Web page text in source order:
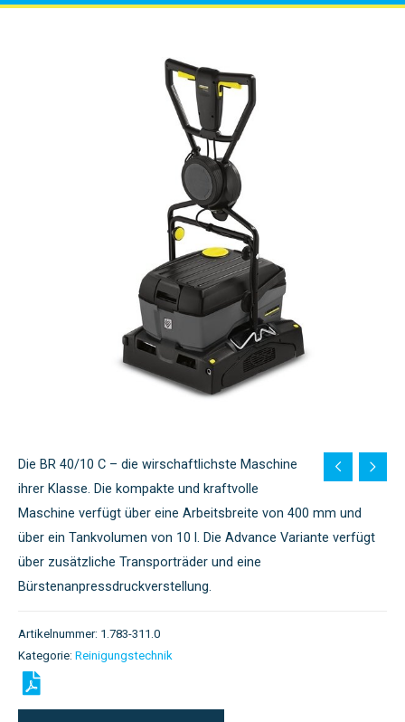
Die BR 40/10 C – die wirschaftlichste Maschine
ihrer Klasse. Die kompakte und kraftvolle
Maschine verfügt über eine Arbeitsbreite von 400 mm und
über ein Tankvolumen von 10 l. Die Advance Variante verfügt
über zusätzliche Transporträder und eine
Bürstenanpressdruckverstellung.
Artikelnummer: 1.783-311.0
Kategorie: Reinigungstechnik